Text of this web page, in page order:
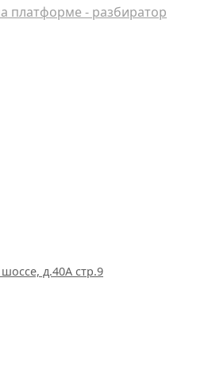
платформе - разбиратор
д.40А стр.9